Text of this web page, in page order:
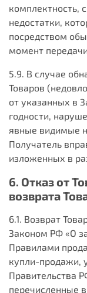
комплектность,
недостатки,
посредством
момент
5.9. В случае
Товаров
от указанных в
годности,
явные видимые
Получатель
изложенных в
6. Отказ от
возврата
6.1. Возврат
Законом РФ «О
Правилами
купли-продажи,
Правительства
перечисленные